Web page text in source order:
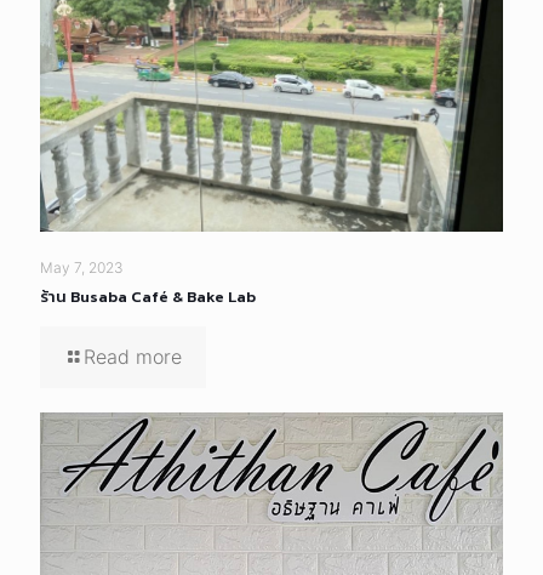
May 7, 2023
ร้าน Busaba Café & Bake Lab
Read more